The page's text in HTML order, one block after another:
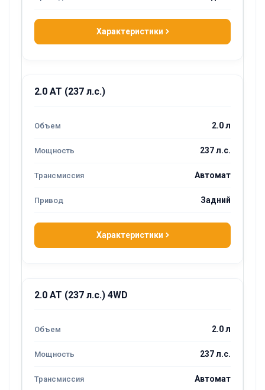
Характеристики
2.0 AT (237 л.с.)
2.0 л
237 л.с.
Автомат
Задний
Характеристики
2.0 AT (237 л.с.) 4WD
2.0 л
237 л.с.
Автомат